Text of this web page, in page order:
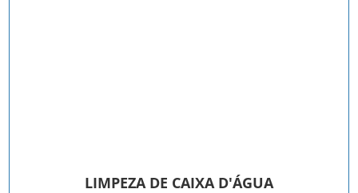
LIMPEZA DE CAIXA D'ÁGUA